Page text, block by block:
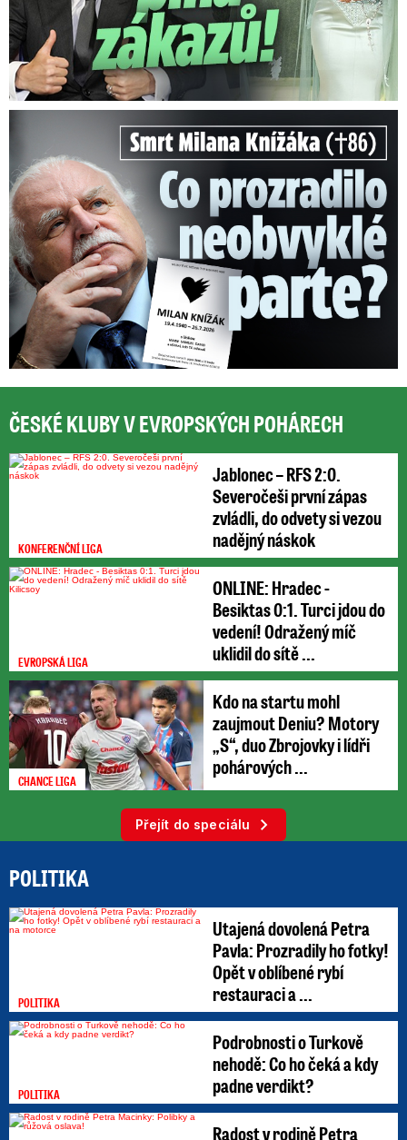
Smrt Milana Knížáka (†86): Co prozradilo neobvyklé parte?
ČESKÉ KLUBY V EVROPSKÝCH POHÁRECH
KONFERENČNÍ LIGA
Jablonec – RFS 2:0.
Severočeši první zápas
zvládli, do odvety si vezou
nadějný náskok
EVROPSKÁ LIGA
ONLINE: Hradec -
Besiktas 0:1. Turci jdou do
vedení! Odražený míč
uklidil do sítě ...
CHANCE LIGA
Kdo na startu mohl
zaujmout Deniu? Motory
„S“, duo Zbrojovky i lídři
pohárových ...
Přejít do speciálu
POLITIKA
POLITIKA
Utajená dovolená Petra
Pavla: Prozradily ho fotky!
Opět v oblíbené rybí
restauraci a ...
POLITIKA
Podrobnosti o Turkově
nehodě: Co ho čeká a kdy
padne verdikt?
Radost v rodině Petra